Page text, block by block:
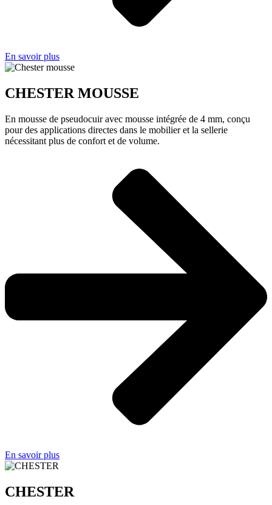
En savoir plus
CHESTER MOUSSE
En mousse de pseudocuir avec mousse intégrée de 4 mm, conçu
pour des applications directes dans le mobilier et la sellerie
nécessitant plus de confort et de volume.
En savoir plus
CHESTER